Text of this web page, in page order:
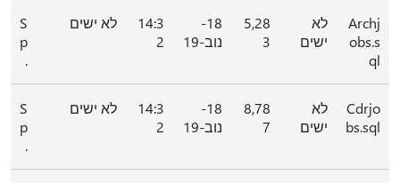
Archj
obs.s
ql
לא
ישים
5,28
3
18-
נוב-19
14:3
2
לא ישים
S
p
.
Cdrjo
bs.sql
לא
ישים
8,78
7
18-
נוב-19
14:3
2
לא ישים
S
p
.